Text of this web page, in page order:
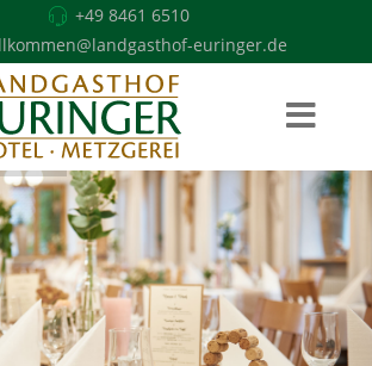
+49 8461 6510
euringer.de